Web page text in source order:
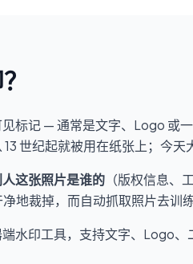
标记 — 通常是文字、Logo 或
世纪起就被用在纸张上；今天
这张照片是谁的 （版权信息、
地裁掉，而自动抓取照片去训
水印工具，支持文字、Logo